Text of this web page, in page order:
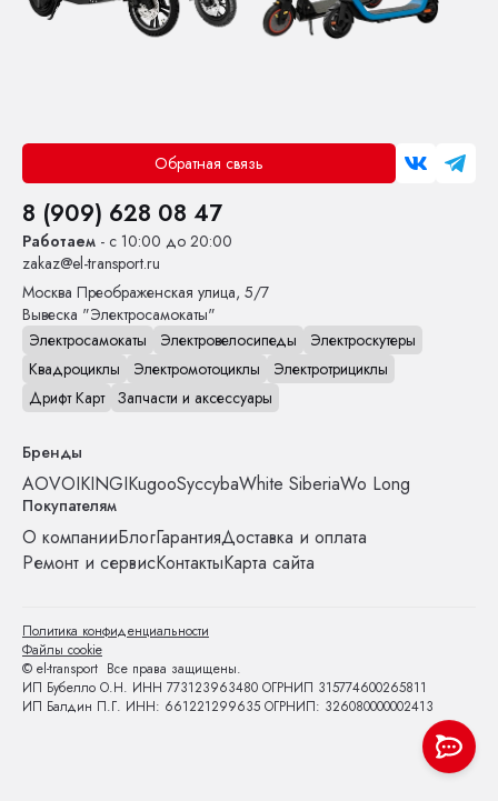
Обратная связь
8 (909) 628 08 47
Работаем - с 10:00 до 20:00
zakaz@el-transport.ru
Москва Преображенская улица, 5/7
Вывеска "Электросамокаты"
Электросамокаты
Электровелосипеды
Электроскутеры
Квадроциклы
Электромотоциклы
Электротрициклы
Дрифт Карт Запчасти и аксессуары
Бренды
AOVOIKINGIKugooSyccybaWhite SiberiaWo Long
Покупателям
О компанииБлогГарантияДоставка и оплата
Ремонт и сервисКонтактыКарта сайта
© el-transport Все права защищены.
ИП Бубелло О.Н. ИНН 773123963480 ОГРНИП 315774600265811
ИП Балдин П.Г. ИНН: 661221299635 ОГРНИП: 326080000002413
Политика конфиденциальности
Файлы cookie